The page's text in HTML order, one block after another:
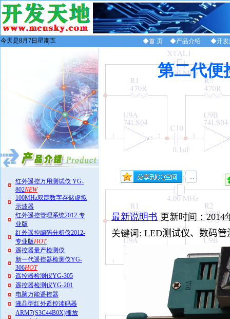
今天是8月7日星期五 ◆首 页 ◆产品介绍 ◆开发
红外遥控万用测试仪 YG-
802NEW
100MHz双踪数字存储虚拟
示波器
红外遥控管理系统2012-专
业版
红外遥控编码分析仪2012-
专业版HOT
遥控器量产检测仪
新一代遥控器检测仪YG-
306HOT
遥控器检测仪YG-305
遥控器检测仪YG-201
电脑万能遥控器
液晶型红外遥控读码器
ARM7(S3C44B0X)播放
第二代便
最新说明书 更新时间：2014
关键词: LED测试仪、数码